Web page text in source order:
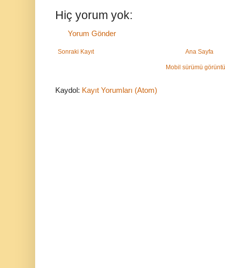
Hiç yorum yok:
Yorum Gönder
Sonraki Kayıt Ana Sayfa
Mobil sürümü
Kaydol: Kayıt Yorumları (Atom)